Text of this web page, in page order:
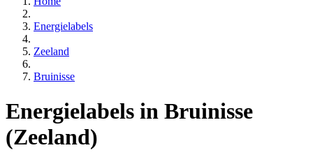
Energielabels
Zeeland
Bruinisse
Energielabels in Bruinisse
(Zeeland)